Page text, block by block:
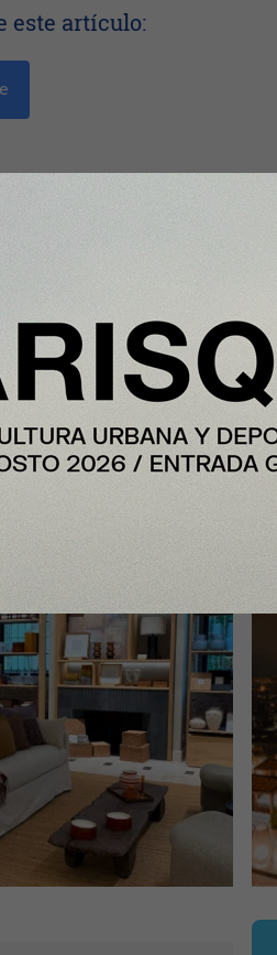
este artículo:
su crecimiento
nueva apertura en